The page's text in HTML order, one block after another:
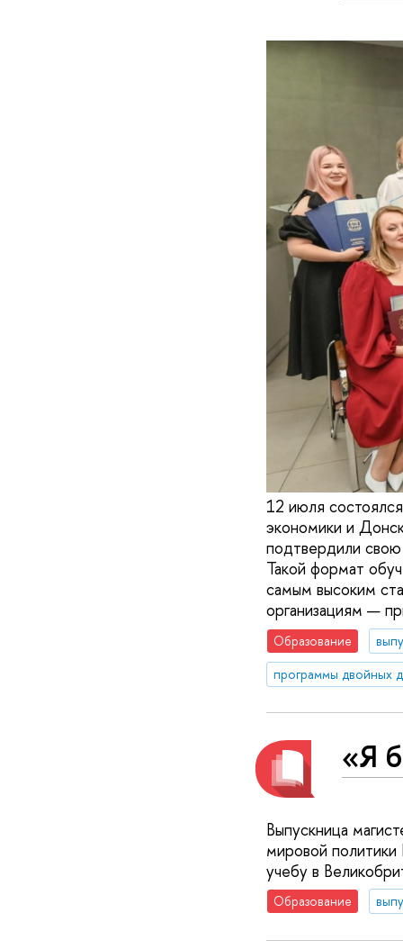
12 июля
экономики и
подтвердили свою
Такой формат
самым высоким
организациям —
Образование
программы двойных
«Я
Выпускница
мировой
учебу в
Образование